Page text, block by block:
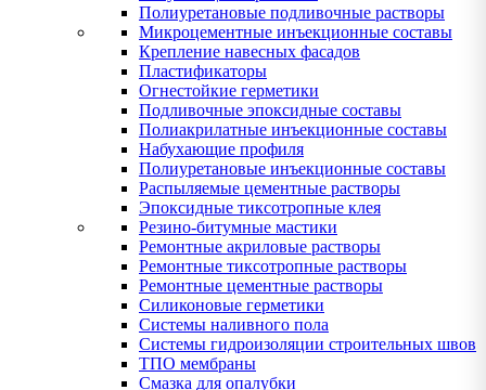
Полиуретановые подливочные растворы
Микроцементные инъекционные составы
Крепление навесных фасадов
Пластификаторы
Огнестойкие герметики
Подливочные эпоксидные составы
Полиакрилатные инъекционные составы
Набухающие профиля
Полиуретановые инъекционные составы
Распыляемые цементные растворы
Эпоксидные тиксотропные клея
Резино-битумные мастики
Ремонтные акриловые растворы
Ремонтные тиксотропные растворы
Ремонтные цементные растворы
Силиконовые герметики
Системы наливного пола
Системы гидроизоляции строительных швов
ТПО мембраны
Смазка для опалубки